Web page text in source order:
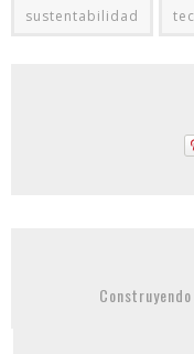
sustentabilidad